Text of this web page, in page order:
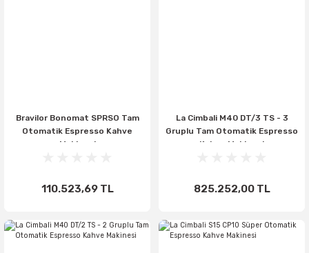
Bravilor Bonomat SPRSO Tam
Otomatik Espresso Kahve
Makinesi
110.523,69 TL
La Cimbali M40 DT/3 TS - 3
Gruplu Tam Otomatik Espresso
Kahve Makinesi
825.252,00 TL